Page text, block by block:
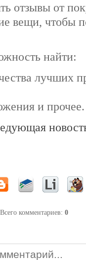
отзывы от
вещи, чтобы
найти:
лучших
и прочее.
комментариев: 0